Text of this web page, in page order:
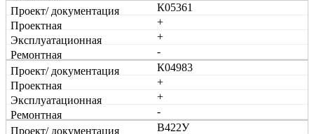
К05361
+
+
-
К04983
+
+
-
В422У